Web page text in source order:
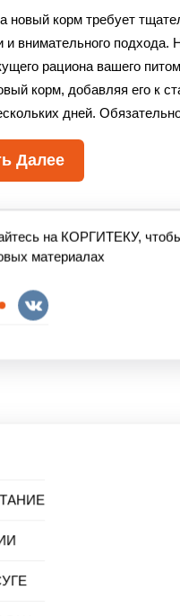
и внимательного подхода.
рациона вашего
корм, добавляя его к
дней.
Далее
на КОРГИТЕКУ,
материалах